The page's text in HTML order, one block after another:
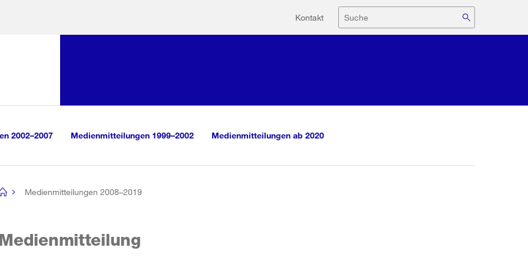
Hilfsnavigation
Kontakt Suche
2002–2007 Medienmitteilungen 1999–2002 Medienmitteilungen ab 2020
Medienmitteilungen 2008–2019